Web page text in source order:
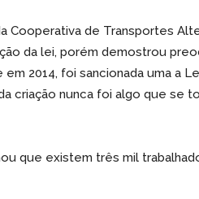
Cooperativa de Transportes
da lei, porém demostrou
2014, foi sancionada uma a
criação nunca foi algo que se
que existem três mil